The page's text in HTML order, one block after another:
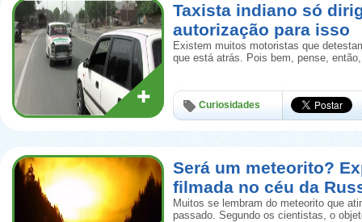
Taxista indiano só
autorização para isso
Existem muitos motoristas que
que está atrás. Pois bem, pense,
Curiosidades
Será um meteorito?
filmada no céu da
Muitos se lembram do meteorito que
passado. Segundo os cientistas, o